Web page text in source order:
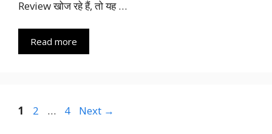
Review खोज रहे हैं, तो यह …
Read more
Page
1 Page
2 … Page
4 Next →